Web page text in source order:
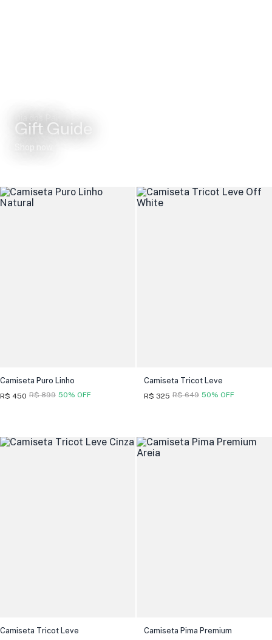
Gift Guide
Camiseta Puro Linho
R$ 450 50% OFF
R$ 899
Camiseta Tricot Leve
R$ 325 50% OFF
R$ 649
Camiseta Tricot Leve Camiseta Pima Premium